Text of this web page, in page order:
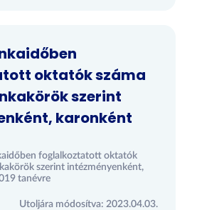
oktatók száma
szerint
karonként
foglalkoztatott oktatók
szerint intézményenként,
tanévre
Utoljára módosítva: 2023.04.03.